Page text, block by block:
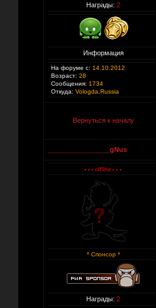
Награды: 2
Информация
На форуме с: 14.10.2012
Возраст: 28
Сообщения: 1734
Откуда: Vologda,Russia
Вернуться к началу
_________________gNus
* Спонсор *
Награды: 2